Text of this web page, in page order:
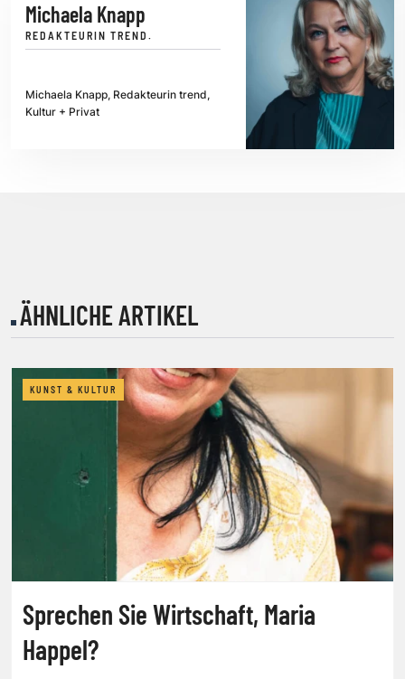
Michaela Knapp
REDAKTEURIN TREND.
Michaela Knapp, Redakteurin trend,
Kultur + Privat
ÄHNLICHE ARTIKEL
KUNST & KULTUR
Sprechen Sie Wirtschaft, Maria
Happel?